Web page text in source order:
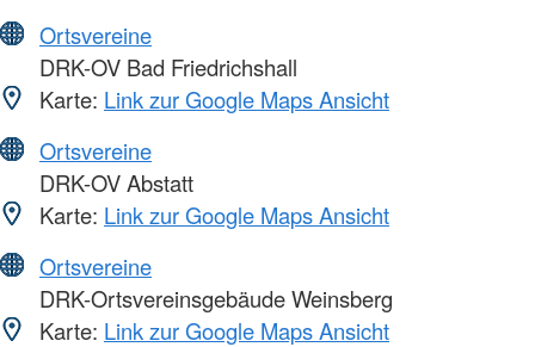
Ortsvereine
DRK-OV Bad Friedrichshall
Karte: Link zur Google Maps Ansicht
Ortsvereine
DRK-OV Abstatt
Karte: Link zur Google Maps Ansicht
Ortsvereine
DRK-Ortsvereinsgebäude Weinsberg
Karte: Link zur Google Maps Ansicht